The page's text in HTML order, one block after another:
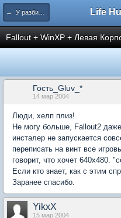
← У разбитого Хайвеймена
Fallout + WinXP + Левая
Гость_Gluv_*
14 мар 2004
Люди, хелп плиз!
Не могу больше, Fallout2
инсталер не запускается
переписать на винт все
говорит, что хочет 640х480.
Если кто знает, как с этим
Заранее спасибо.
YikxX
15 мар 2004